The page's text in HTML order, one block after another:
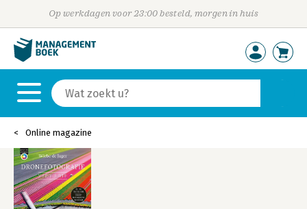
Op werkdagen voor 23:00 besteld, morgen in huis
Online magazine